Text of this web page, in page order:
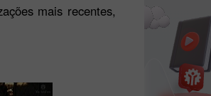
mais recentes,